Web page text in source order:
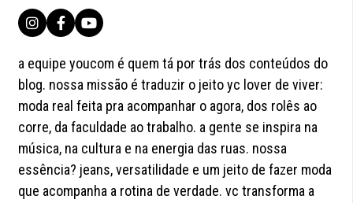
a equipe youcom é quem tá por trás dos conteúdos do
blog. nossa missão é traduzir o jeito yc lover de viver:
moda real feita pra acompanhar o agora, dos rolês ao
corre, da faculdade ao trabalho. a gente se inspira na
música, na cultura e na energia das ruas. nossa
essência? jeans, versatilidade e um jeito de fazer moda
que acompanha a rotina de verdade. vc transforma a